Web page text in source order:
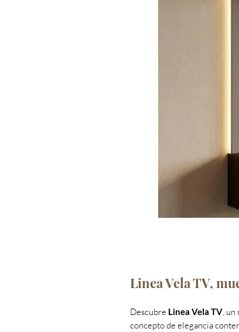
Linea Vela TV,
Descubre Linea Vela TV, un
concepto de elegancia